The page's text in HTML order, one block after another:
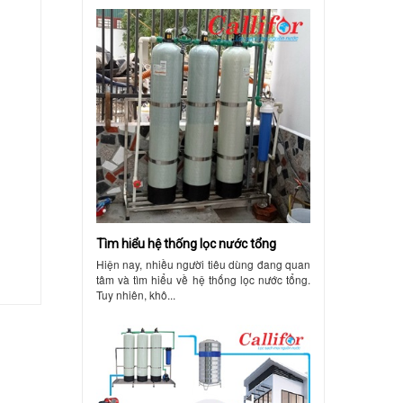
Tìm hiểu hệ thống lọc nước tổng
Hiện nay, nhiều người tiêu dùng đang quan
tâm và tìm hiểu về hệ thống lọc nước tổng.
Tuy nhiên, khô...